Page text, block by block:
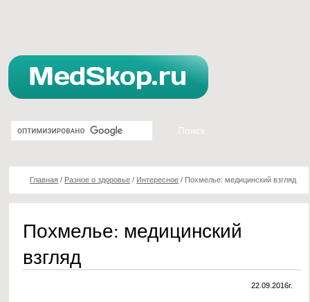
Главная / Разное о здоровье / Интересное / Похмелье: медицинский взгляд
Похмелье: медицинский
взгляд
22.09.2016г.